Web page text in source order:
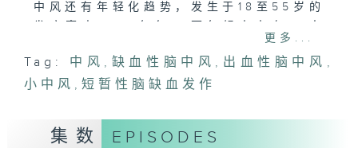
中风还有年轻化趋势，发生于18至55岁的
中风，大幅增加近三成至2021年的60人。
中风可怕，就更要认识其成因、治疗及预防
方法。
嘉宾：何伟成医生(玛丽医院脑神经外科顾
问医生)
更多...
Tag: 中风 , 缺血性脑中风 , 出血性脑中风 ,
小中风 ,短暂性脑缺血发作
集数 EPISODES